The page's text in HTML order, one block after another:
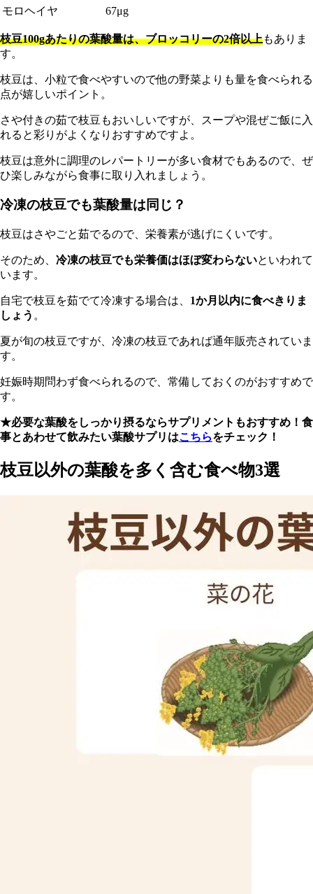
モロヘイヤ
67μg
枝豆100gあたりの葉酸量は、ブロッコリーの2倍以上もありま
す。
枝豆は、小粒で食べやすいので他の野菜よりも量を食べられる
点が嬉しいポイント。
さや付きの茹で枝豆もおいしいですが、スープや混ぜご飯に入
れると彩りがよくなりおすすめですよ。
枝豆は意外に調理のレパートリーが多い食材でもあるので、ぜ
ひ楽しみながら食事に取り入れましょう。
冷凍の枝豆でも葉酸量は同じ？
枝豆はさやごと茹でるので、栄養素が逃げにくいです。
そのため、 冷凍の枝豆でも栄養価はほぼ変わらないといわれて
います。
自宅で枝豆を茹でて冷凍する場合は、 1か月以内に食べきりま
しょう 。
夏が旬の枝豆ですが、冷凍の枝豆であれば通年販売されていま
す。
妊娠時期問わず食べられるので、常備しておくのがおすすめで
す。
★必要な葉酸をしっかり摂るならサプリメントもおすすめ！食
事とあわせて飲みたい葉酸サプリはこちらをチェック！
枝豆以外の葉酸を多く含む食べ物3選